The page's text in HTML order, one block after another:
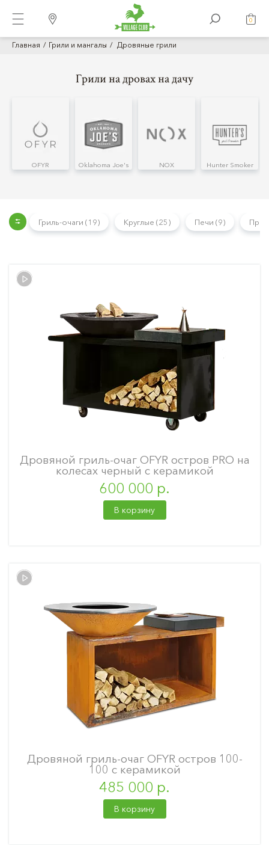
0
Главная Грили и мангалы Дровяные грили
Грили на дровах на дачу
OFYR Oklahoma Joe's NOX Hunter Smoker
Гриль-очаги (19) Круглые (25) Печи (9)
Дровяной гриль-очаг OFYR остров PRO на
колесах черный с керамикой
600 000 р.
В корзину
Дровяной гриль-очаг OFYR остров 100-
100 с керамикой
485 000 р.
В корзину